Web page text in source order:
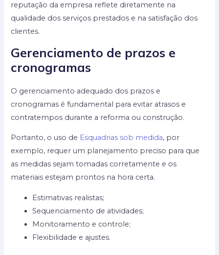
reputação da empresa reflete diretamente na
qualidade dos serviços prestados e na satisfação dos
clientes.
Gerenciamento de prazos e
cronogramas
O gerenciamento adequado dos prazos e
cronogramas é fundamental para evitar atrasos e
contratempos durante a reforma ou construção.
Portanto, o uso de Esquadrias sob medida, por
exemplo, requer um planejamento preciso para que
as medidas sejam tomadas corretamente e os
materiais estejam prontos na hora certa.
Estimativas realistas;
Sequenciamento de atividades;
Monitoramento e controle;
Flexibilidade e ajustes.